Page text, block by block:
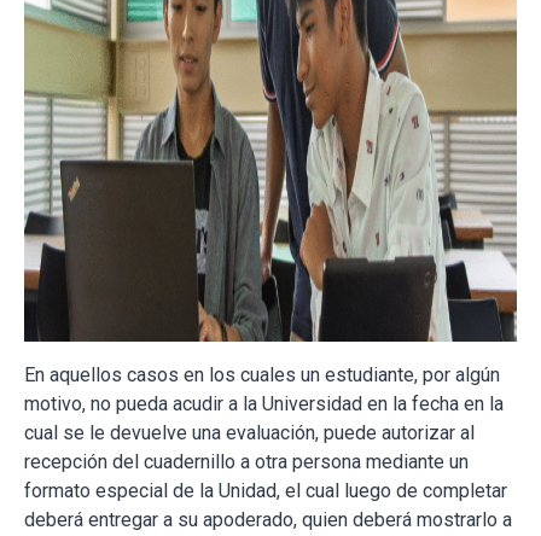
En aquellos casos en los cuales un estudiante, por algún
motivo, no pueda acudir a la Universidad en la fecha en la
cual se le devuelve una evaluación, puede autorizar al
recepción del cuadernillo a otra persona mediante un
formato especial de la Unidad, el cual luego de completar
deberá entregar a su apoderado, quien deberá mostrarlo a